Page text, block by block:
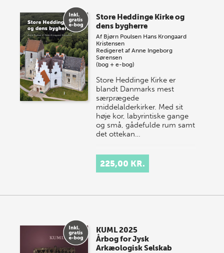
Store Heddinge Kirke og
dens bygherre
Af Bjørn Poulsen Hans Krongaard
Kristensen
Redigeret afAnne Ingeborg
Sørensen
(bog + e-bog)
Store Heddinge Kirke er
blandt Danmarks mest
særprægede
middelalderkirker. Med sit
høje kor, labyrintiske gange
og små, gådefulde rum samt
det ottekan…
225,00 KR.
KUML 2025
Årbog for Jysk
Arkæologisk Selskab